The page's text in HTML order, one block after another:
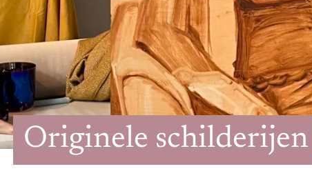
Originele schilderijen